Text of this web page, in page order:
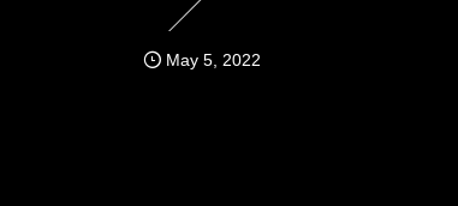
May 5, 2022